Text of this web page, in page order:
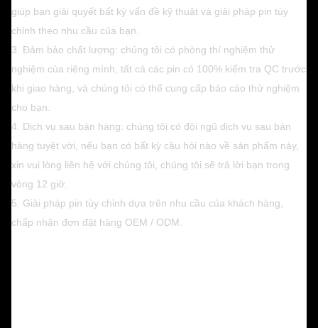
giúp bạn giải quyết bất kỳ vấn đề kỹ thuật và giải pháp pin tùy
chỉnh theo nhu cầu của bạn.
3. Đảm bảo chất lượng: chúng tôi có phòng thí nghiệm thử
nghiệm của riêng mình, tất cả các pin có 100% kiểm tra QC trước
khi giao hàng, và chúng tôi có thể cung cấp báo cáo thử nghiệm
cho bạn.
4. Dịch vụ sau bán hàng: chúng tôi có đội ngũ dịch vụ sau bán
hàng tuyệt vời, nếu bạn có bất kỳ câu hỏi nào về sản phẩm này,
xin vui lòng liên hệ với chúng tôi, chúng tôi sẽ trả lời bạn trong
vòng 12 giờ.
5. Giải pháp pin tùy chỉnh dựa trên nhu cầu của khách hàng,
chấp nhận đơn đặt hàng OEM / ODM.